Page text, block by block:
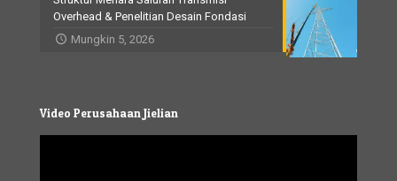
Overhead & Penelitian Desain Fondasi
Mungkin 5, 2026
Video Perusahaan Jielian